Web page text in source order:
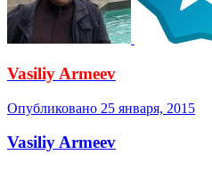
Vasiliy Armeev
Опубликовано 25 января, 2015
Vasiliy Armeev